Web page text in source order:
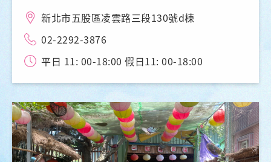
新北市五股區凌雲路三段130號d棟
02-2292-3876
平日 11: 00-18:00 假日11: 00-18:00